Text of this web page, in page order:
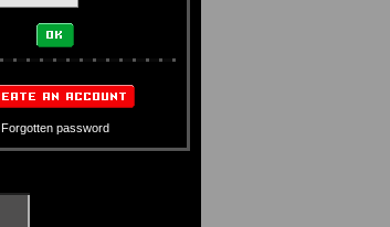
Forgotten password